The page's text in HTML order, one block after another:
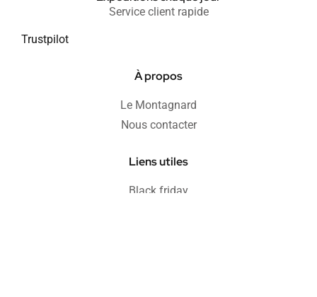
Service client rapide
Trustpilot
À propos
Le Montagnard
Nous contacter
Liens utiles
Black friday